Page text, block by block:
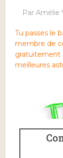
Par Amélie
Tu passes le
membre de
gratuitement
meilleures